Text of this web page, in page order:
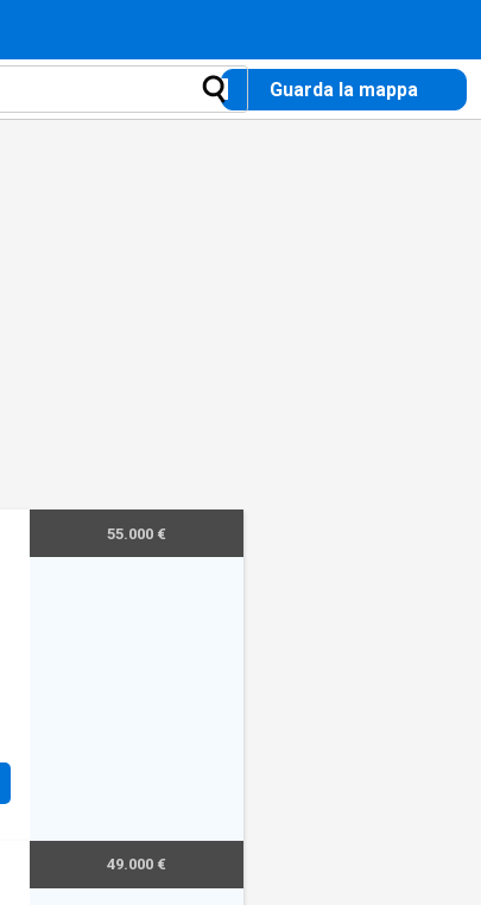
Guarda la mappa
55.000 €
49.000 €